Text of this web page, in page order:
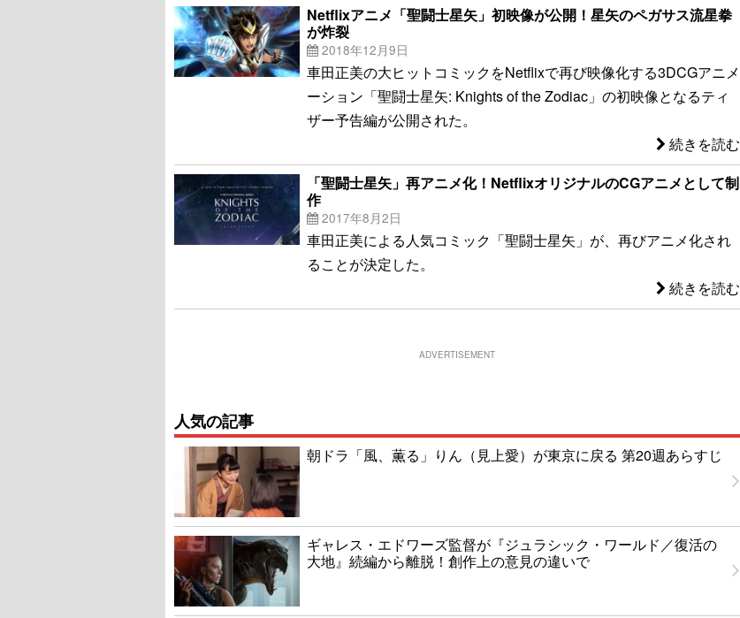
Netflixアニメ「聖闘士星矢」初映像が公開！星矢のペガサス流星拳
が炸裂
2018年12月9日
車田正美の大ヒットコミックをNetflixで再び映像化する3DCGアニメ
ーション「聖闘士星矢: Knights of the Zodiac」の初映像となるティ
ザー予告編が公開された。
続きを読む
「聖闘士星矢」再アニメ化！NetflixオリジナルのCGアニメとして制
作
2017年8月2日
車田正美による人気コミック「聖闘士星矢」が、再びアニメ化され
ることが決定した。
続きを読む
ADVERTISEMENT
人気の記事
朝ドラ「風、薫る」りん（見上愛）が東京に戻る 第20週あらすじ
ギャレス・エドワーズ監督が『ジュラシック・ワールド／復活の
大地』続編から離脱！創作上の意見の違いで